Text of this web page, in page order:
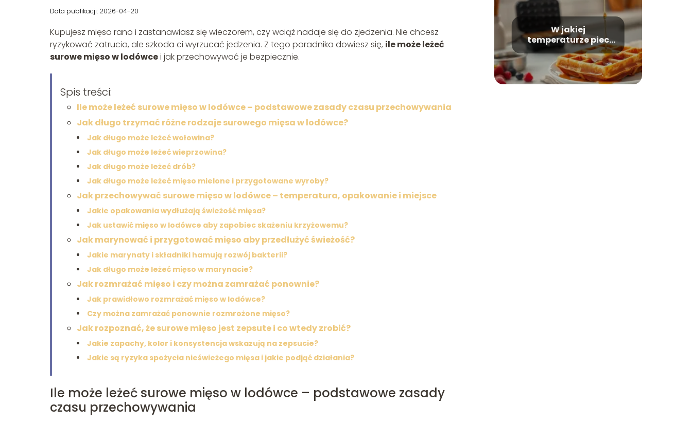
Data publikacji: 2026-04-20
Kupujesz mięso rano i zastanawiasz się wieczorem, czy wciąż nadaje się do zjedzenia. Nie chcesz
ryzykować zatrucia, ale szkoda ci wyrzucać jedzenia. Z tego poradnika dowiesz się, ile może leżeć
surowe mięso w lodówcei jak przechowywać je bezpiecznie.
Spis treści:
Ile może leżeć surowe mięso w lodówce – podstawowe zasady czasu przechowywania
Jak długo trzymać różne rodzaje surowego mięsa w lodówce?
Jak długo może leżeć wołowina?
Jak długo może leżeć wieprzowina?
Jak długo może leżeć drób?
Jak długo może leżeć mięso mielone i przygotowane wyroby?
Jak przechowywać surowe mięso w lodówce – temperatura, opakowanie i miejsce
Jakie opakowania wydłużają świeżość mięsa?
Jak ustawić mięso w lodówce aby zapobiec skażeniu krzyżowemu?
Jak marynować i przygotować mięso aby przedłużyć świeżość?
Jakie marynaty i składniki hamują rozwój bakterii?
Jak długo może leżeć mięso w marynacie?
Jak rozmrażać mięso i czy można zamrażać ponownie?
Jak prawidłowo rozmrażać mięso w lodówce?
Czy można zamrażać ponownie rozmrożone mięso?
Jak rozpoznać, że surowe mięso jest zepsute i co wtedy zrobić?
Jakie zapachy, kolor i konsystencja wskazują na zepsucie?
Jakie są ryzyka spożycia nieświeżego mięsa i jakie podjąć działania?
Ile może leżeć surowe mięso w lodówce – podstawowe zasady
czasu przechowywania
W jakiej
temperaturze piec
gofry?